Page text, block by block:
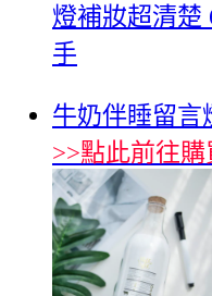
燈補妝超清楚
手
牛奶伴睡留言
>>點此前往購